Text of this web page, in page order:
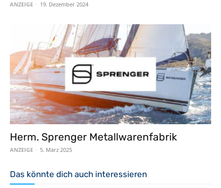
ANZEIGE - 19. Dezember 2024
Herm. Sprenger Metallwarenfabrik
ANZEIGE - 5. März 2025
Das könnte dich auch interessieren